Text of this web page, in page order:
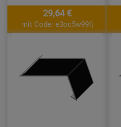
29,64 €
mit Code: e3oc5w99fj